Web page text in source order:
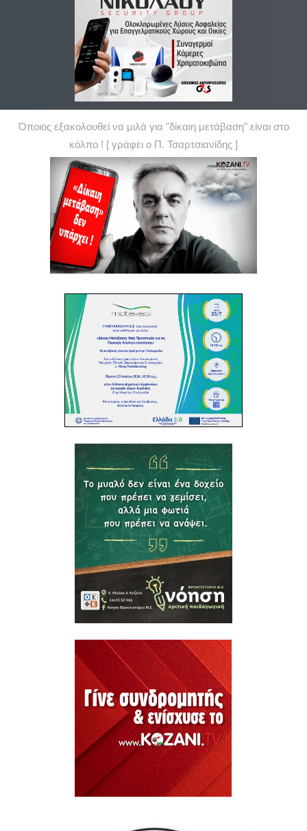
Όποιος εξακολουθεί να μιλά για "δίκαιη μετάβαση" είναι στο
κόλπο ! [ γράφει ο Π. Τσαρτσιανίδης ]